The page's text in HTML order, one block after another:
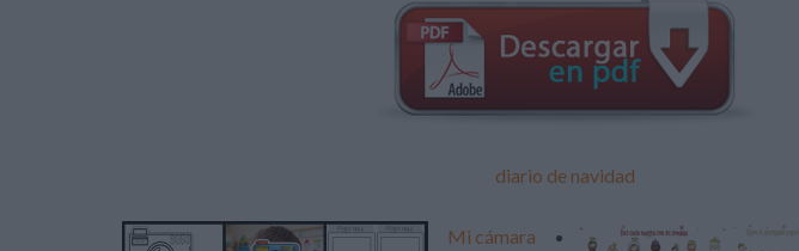
diario de navidad
Mi cámara